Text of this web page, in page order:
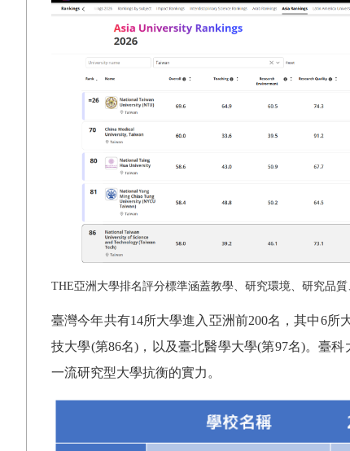
THE亞洲大學排名評分標準涵蓋教學、研究環境、研究品
臺灣今年共有14所大學進入亞洲前200名，其中6所
技大學(第86名) ，以及臺北醫學大學(第97名)。臺科
一流研究型大學抗衡的實力。